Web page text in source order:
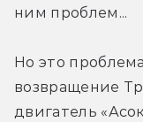
ним проблем...
Но это
возвращение
двигатель